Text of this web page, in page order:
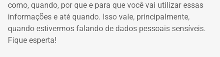
como, quando, por que e para que você vai utilizar essas
informações e até quando. Isso vale, principalmente,
quando estivermos falando de dados pessoais sensíveis.
Fique esperta!